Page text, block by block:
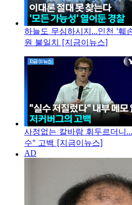
하늘도 무심하시지...인천 '훼
원 불일치 [지금이뉴스]
사정없는 칼바람 휘두르더니
수" 고백 [지금이뉴스]